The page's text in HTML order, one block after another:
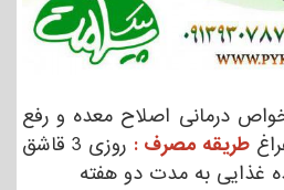
درمانی اصلاح معده و رفع
طریقه مصرف :
روزی 3 قاشق
غذایی به مدت دو هفته